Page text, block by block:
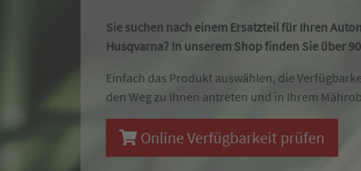
Sie suchen nach einem Ersatzteil für Ihren
Husqvarna? In unserem Shop finden Sie über
Einfach das Produkt auswählen, die
den Weg zu Ihnen antreten und in Ihrem
Online Verfügbarkeit prüfen